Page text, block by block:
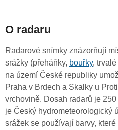
O radaru
Radarové snímky znázorňují
srážky (přeháňky, bouřky,
na území České republiky
Praha v Brdech a Skalky u
vrchovině. Dosah radarů je
je Český hydrometeorologický
srážek se používají barvy,